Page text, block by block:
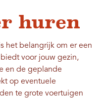
huren
het belangrijk om er een
voor jouw gezin,
en de geplande
op eventuele
te grote voertuigen